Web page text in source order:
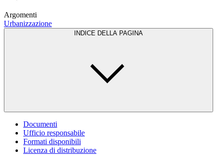
Argomenti
Urbanizzazione
INDICE DELLA PAGINA
Documenti
Ufficio responsabile
Formati disponibili
Licenza di distribuzione